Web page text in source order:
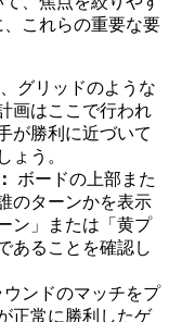
これらの重要な要
グリッドのような
画はここで行われ
が勝利に近づいて
ょう。
ボードの上部また
のターンかを表示
ン」または「黄プ
あることを確認し
ウンドのマッチをプ
正常に勝利したゲ